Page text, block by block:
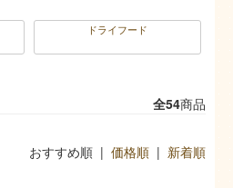
ドライフード
全54商品
おすすめ順 | 価格順 | 新着順